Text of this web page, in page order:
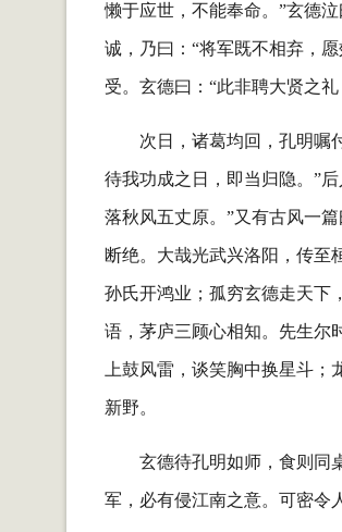
懒于应世，不能奉命。”玄德
诚，乃曰：“将军既不相弃，
受。玄德曰：“此非聘大贤之
次日，诸葛均回，孔明嘱
待我功成之日，即当归隐。”
落秋风五丈原。”又有古风一
断绝。大哉光武兴洛阳，传至
孙氏开鸿业；孤穷玄德走天下
语，茅庐三顾心相知。先生尔
上鼓风雷，谈笑胸中换星斗
新野。
玄德待孔明如师，食则同
军，必有侵江南之意。可密令